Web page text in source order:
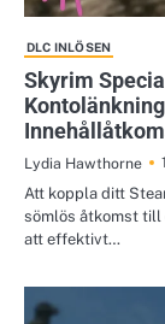
DLC INLÖSEN
Skyrim
Lydia Hawthorne
Att koppla ditt
sömlös åtkomst till
att effektivt…